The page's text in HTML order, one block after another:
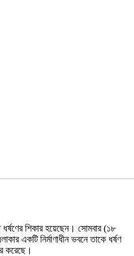
ধর্ষণের শিকার হয়েছেন। সোমবার (১৮
একটি নির্মাণাধীন ভবনে তাকে ধর্ষণ
করেছে।